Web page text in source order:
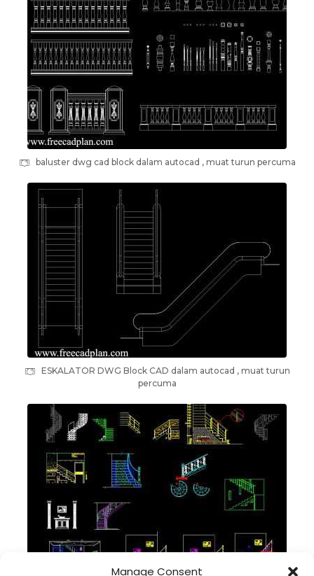
Manage Consent
baluster dwg cad block dalam autocad , muat turun percuma
ESKALATOR DWG Block CAD dalam autocad , muat turun
percuma